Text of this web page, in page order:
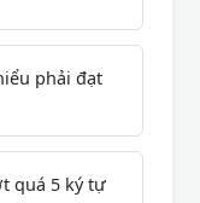
phải đạt
quá 5 ký tự